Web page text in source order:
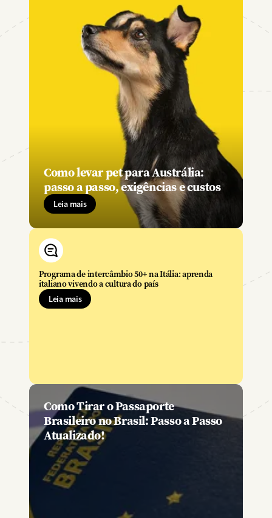
Como levar pet para Austrália:
passo a passo, exigências e custos
Leia mais
Programa de intercâmbio 50+ na Itália: aprenda
italiano vivendo a cultura do país
Leia mais
Como Tirar o Passaporte
Brasileiro no Brasil: Passo a Passo
Atualizado!